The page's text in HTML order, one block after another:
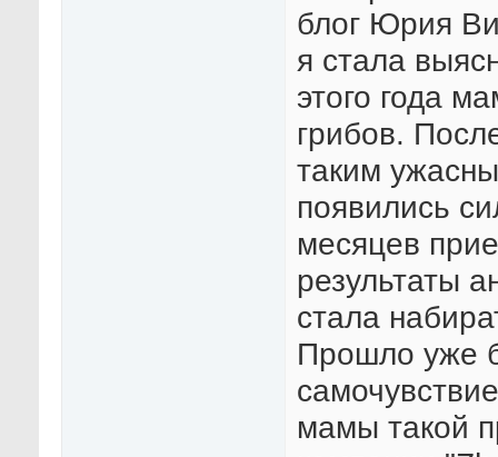
блог Юрия
я стала
этого года
грибов.
таким
появились
месяцев
результаты
стала
Прошло уже
мамы такой